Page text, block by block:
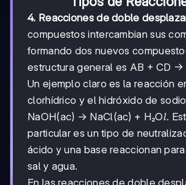
4. Reacciones de doble
compuestos intercambian sus
formando dos nuevos
estructura general es AB + CD →
Un ejemplo claro es la reacción
clorhídrico y el hidróxido de
NaOH(ac) → NaCl(ac) + H₂Oll.
particular es un tipo de
ácido y una base reaccionan
sal y agua.